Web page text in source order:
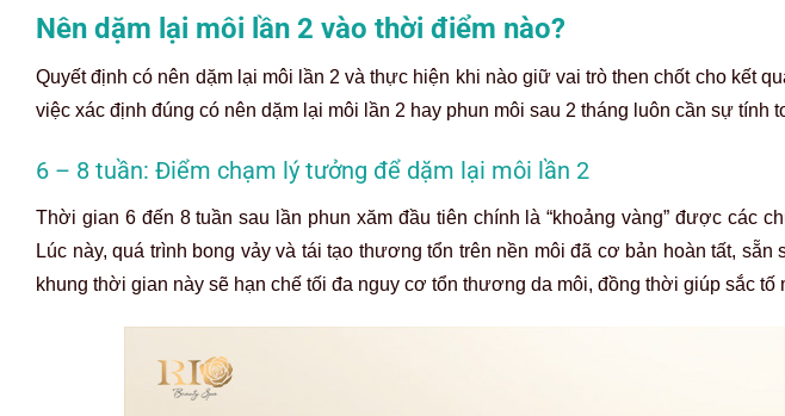
Nên dặm lại môi lần 2 vào thời điểm nào?
Quyết định có nên dặm lại môi lần 2 và thực hiện khi nào giữ vai trò then chốt cho kết
việc xác định đúng có nên dặm lại môi lần 2 hay phun môi sau 2 tháng luôn cần sự tính
6 – 8 tuần: Điểm chạm lý tưởng để dặm lại môi lần 2
Thời gian 6 đến 8 tuần sau lần phun xăm đầu tiên chính là “khoảng vàng” được các
Lúc này, quá trình bong vảy và tái tạo thương tổn trên nền môi đã cơ bản hoàn tất,
khung thời gian này sẽ hạn chế tối đa nguy cơ tổn thương da môi, đồng thời giúp sắc tố